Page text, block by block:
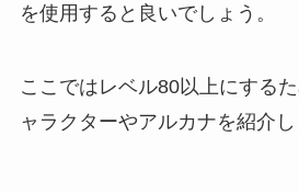
を使用すると良いでしょう。
ここではレベル80以上にする
ャラクターやアルカナを紹介し